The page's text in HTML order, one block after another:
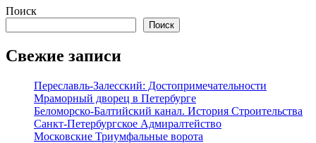
Поиск
Поиск
Свежие записи
Переславль-Залесский: Достопримечательности
Мраморный дворец в Петербурге
Беломорско-Балтийский канал. История Строительства
Санкт-Петербургское Адмиралтейство
Московские Триумфальные ворота